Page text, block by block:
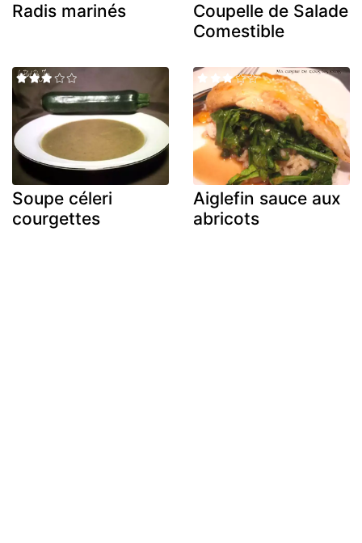
Radis marinés
Coupelle de Salade
Comestible
Soupe céleri
courgettes
Aiglefin sauce aux
abricots